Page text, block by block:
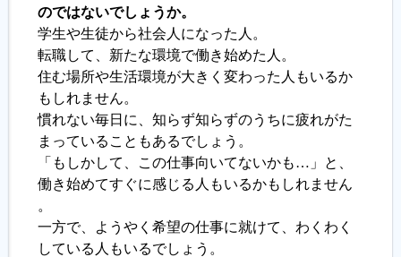
求人情報検索
各種セミナー
履歴書ジェネレーター
のではないでしょうか。
学生や生徒から社会人になった人。
転職して、新たな環境で働き始めた人。
住む場所や生活環境が大きく変わった人もいるか
もしれません。
慣れない毎日に、知らず知らずのうちに疲れがた
まっていることもあるでしょう。
「もしかして、この仕事向いてないかも…」と、
働き始めてすぐに感じる人もいるかもしれません
。
一方で、ようやく希望の仕事に就けて、わくわく
している人もいるでしょう。